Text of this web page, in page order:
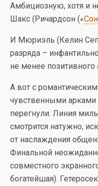
Амбициозную, хотя и
Шакс (Ричардсон («
И Мюриэль (Келин
разряда –
не менее позитивного
А вот с
чувственными арками
перегнули. Линия
смотрится натужно,
от наслаждения
Финальной
совместного
богатейшая).